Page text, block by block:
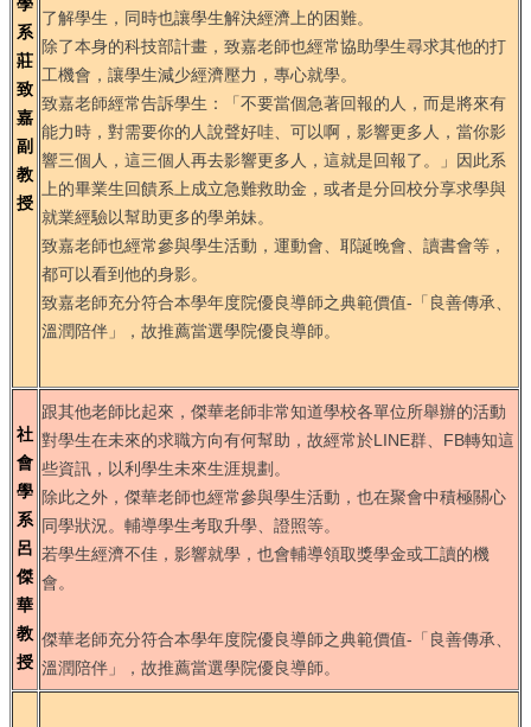
學
系
莊
致
嘉
副
教
授
了解學生，同時也讓學生解決經濟上的困難。
除了本身的科技部計畫，致嘉老師也經常協助學生尋求其他的打
工機會，讓學生減少經濟壓力，專心就學。
致嘉老師經常告訴學生：「不要當個急著回報的人，而是將來有
能力時，對需要你的人說聲好哇、可以啊，影響更多人，當你影
響三個人，這三個人再去影響更多人，這就是回報了。」因此系
上的畢業生回饋系上成立急難救助金，或者是分回校分享求學與
就業經驗以幫助更多的學弟妹。
致嘉老師也經常參與學生活動，運動會、耶誕晚會、讀書會等，
都可以看到他的身影。
致嘉老師充分符合本學年度院優良導師之典範價值-「良善傳承、
溫潤陪伴」，故推薦當選學院優良導師。
社
會
學
系
呂
傑
華
教
授
跟其他老師比起來，傑華老師非常知道學校各單位所舉辦的活動
對學生在未來的求職方向有何幫助，故經常於LINE群、FB轉知這
些資訊，以利學生未來生涯規劃。
除此之外，傑華老師也經常參與學生活動，也在聚會中積極關心
同學狀況。輔導學生考取升學、證照等。
若學生經濟不佳，影響就學，也會輔導領取獎學金或工讀的機
會。
傑華老師充分符合本學年度院優良導師之典範價值-「良善傳承、
溫潤陪伴」，故推薦當選學院優良導師。